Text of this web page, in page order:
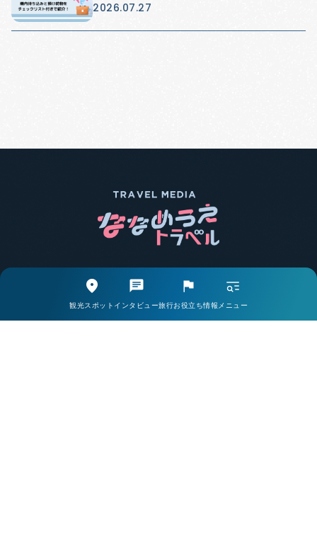
2026.07.27
観光スポット インタビュー旅行お役立ち情報 メニュー
エリア別で探す
観光スポットから探す
取材・インタビューから探す